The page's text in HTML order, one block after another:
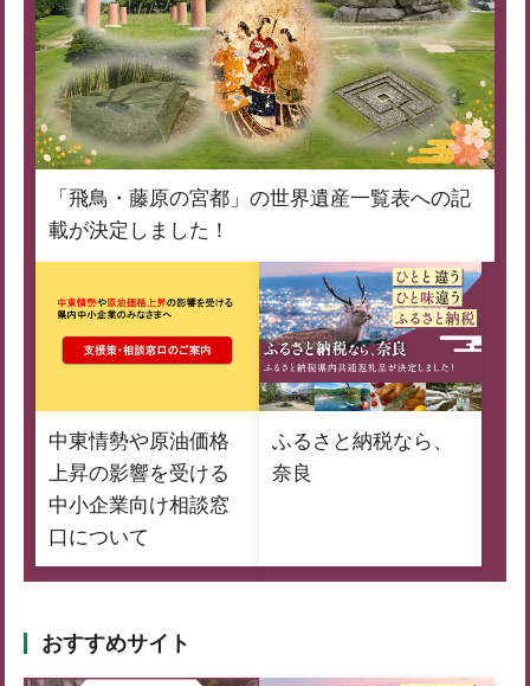
「飛鳥・藤原の宮都」の世界遺産一覧表への記
載が決定しました！
中東情勢や原油価格
上昇の影響を受ける
中小企業向け相談窓
口について
ふるさと納税なら、
奈良
おすすめサイト